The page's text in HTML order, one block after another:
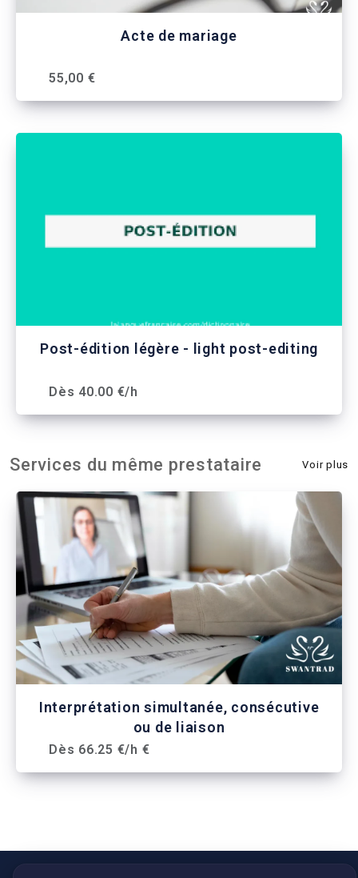
Acte de mariage
55,00 €
Post-édition légère - light post-editing
Dès 40.00 €/h
Services du même prestataire Voir plus
Interprétation simultanée, consécutive
ou de liaison
Dès 66.25 €/h €